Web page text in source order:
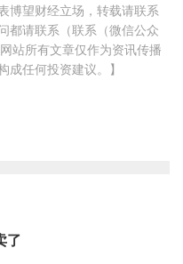
博望财经立场，转载请联系
都请联系（联系（微信公众
站所有文章仅作为资讯传播
任何投资建议。】
了